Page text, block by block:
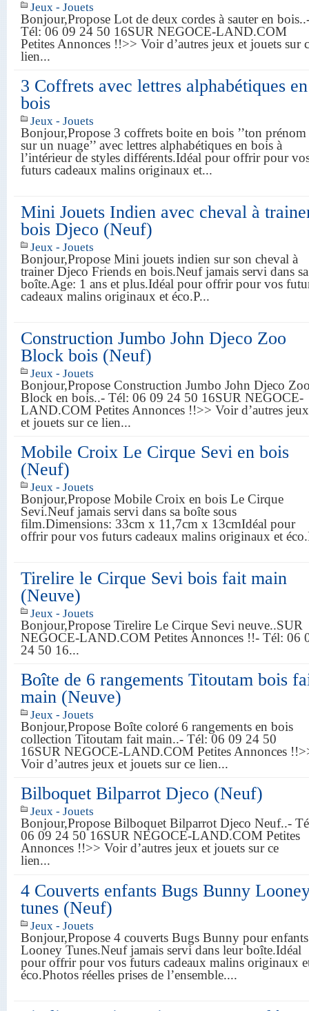
Jeux - Jouets
Bonjour,Propose Lot de deux cordes à sauter en
Tél: 06 09 24 50 16SUR NEGOCE-LAND.COM
Petites Annonces !!>> Voir d’autres jeux et jouets sur
lien...
3 Coffrets avec lettres alphabétiques en
bois
Jeux - Jouets
Bonjour,Propose 3 coffrets boite en bois ’’ton prénom
sur un nuage’’ avec lettres alphabétiques en bois à
l’intérieur de styles différents.Idéal pour offrir pour
futurs cadeaux malins originaux et...
Mini Jouets Indien avec cheval à
bois Djeco (Neuf)
Jeux - Jouets
Bonjour,Propose Mini jouets indien sur son cheval à
trainer Djeco Friends en bois.Neuf jamais servi dans sa
boîte.Age: 1 ans et plus.Idéal pour offrir pour vos
cadeaux malins originaux et éco.P...
Construction Jumbo John Djeco Zoo
Block bois (Neuf)
Jeux - Jouets
Bonjour,Propose Construction Jumbo John Djeco
Block en bois..- Tél: 06 09 24 50 16SUR NEGOCE-
LAND.COM Petites Annonces !!>> Voir d’autres jeux
et jouets sur ce lien...
Mobile Croix Le Cirque Sevi en bois
(Neuf)
Jeux - Jouets
Bonjour,Propose Mobile Croix en bois Le Cirque
Sevi.Neuf jamais servi dans sa boîte sous
film.Dimensions: 33cm x 11,7cm x 13cmIdéal pour
offrir pour vos futurs cadeaux malins originaux et
Tirelire le Cirque Sevi bois fait main
(Neuve)
Jeux - Jouets
Bonjour,Propose Tirelire Le Cirque Sevi neuve..SUR
NEGOCE-LAND.COM Petites Annonces !!- Tél: 06
24 50 16...
Boîte de 6 rangements Titoutam bois
main (Neuve)
Jeux - Jouets
Bonjour,Propose Boîte coloré 6 rangements en bois
collection Titoutam fait main..- Tél: 06 09 24 50
16SUR NEGOCE-LAND.COM Petites Annonces
Voir d’autres jeux et jouets sur ce lien...
Bilboquet Bilparrot Djeco (Neuf)
Jeux - Jouets
Bonjour,Propose Bilboquet Bilparrot Djeco Neuf..-
06 09 24 50 16SUR NEGOCE-LAND.COM Petites
Annonces !!>> Voir d’autres jeux et jouets sur ce
lien...
4 Couverts enfants Bugs Bunny
tunes (Neuf)
Jeux - Jouets
Bonjour,Propose 4 couverts Bugs Bunny pour enfants
Looney Tunes.Neuf jamais servi dans leur boîte.Idéal
pour offrir pour vos futurs cadeaux malins originaux
éco.Photos réelles prises de l’ensemble....